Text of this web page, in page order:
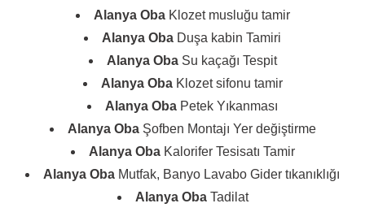
Alanya Oba Klozet musluğu tamir
Alanya Oba Duşa kabin Tamiri
Alanya Oba Su kaçağı Tespit
Alanya Oba Klozet sifonu tamir
Alanya Oba Petek Yıkanması
Alanya Oba Şofben Montajı Yer değiştirme
Alanya Oba Kalorifer Tesisatı Tamir
Alanya Oba Mutfak, Banyo Lavabo Gider tıkanıklığı
Alanya Oba Tadilat